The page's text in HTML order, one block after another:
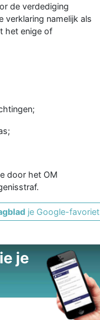
de verdediging
namelijk als
het enige of
door het OM
je Google-favoriet
je